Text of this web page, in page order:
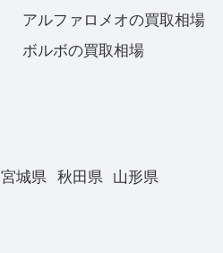
アルファロメオの買取相場
ボルボの買取相場
宮城県 秋田県
山形県